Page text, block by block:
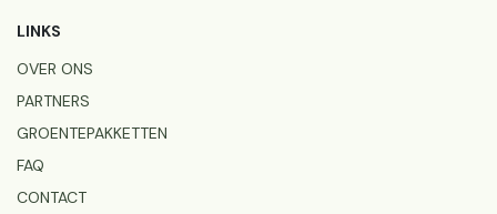
LINKS
OVER ONS
PARTNERS
GROENTEPAKKETTEN
FAQ
CONTACT